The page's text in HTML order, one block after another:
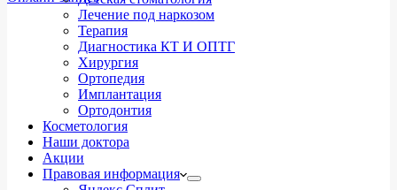
Лечение под наркозом
Терапия
Диагностика КТ И ОПТГ
Хирургия
Ортопедия
Имплантация
Ортодонтия
Косметология
Наши доктора
Акции
Правовая информация